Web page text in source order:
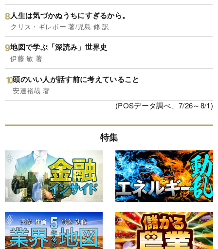
人生は気づかぬうちにすぎるから。
クリス・ギレボー 著/児島 修 訳
地図で学ぶ「深読み」世界史
伊藤 敏 著
頭のいい人が話す前に考えていること
安達裕哉 著
(POSデータ調べ、7/26～8/1)
特集